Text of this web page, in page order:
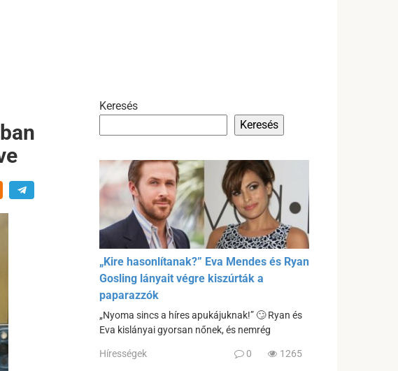
Keresés
Keresés
„Kire hasonlítanak?” Eva Mendes és Ryan
Gosling lányait végre kiszúrták a
paparazzók
„Nyoma sincs a híres apukájuknak!” 🙄 Ryan és
Eva kislányai gyorsan nőnek, és nemrég
Hírességek 0 1265